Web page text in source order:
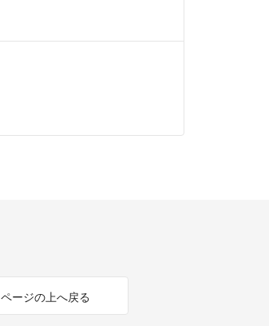
ページの上へ戻る